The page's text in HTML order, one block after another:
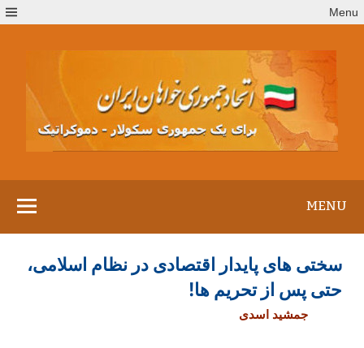
to
Menu
MENU
سختی های پایدار اقتصادی در نظام اسلامی،
حتی پس از تحریم ها!
جمشید اسدی